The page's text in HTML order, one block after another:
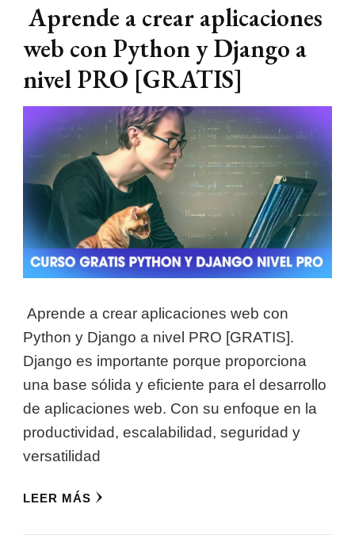
Aprende a crear aplicaciones
web con Python y Django a
nivel PRO [GRATIS]
Aprende a crear aplicaciones web con
Python y Django a nivel PRO [GRATIS].
Django es importante porque proporciona
una base sólida y eficiente para el desarrollo
de aplicaciones web. Con su enfoque en la
productividad, escalabilidad, seguridad y
versatilidad
LEER MÁS